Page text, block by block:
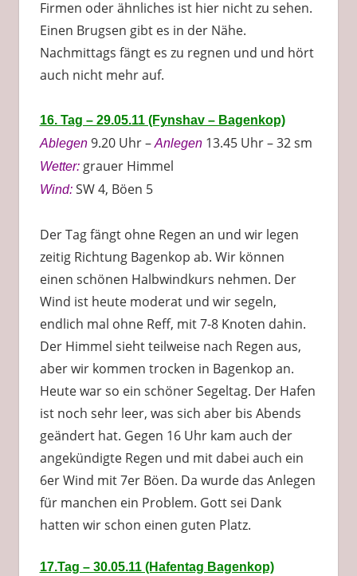
Firmen oder ähnliches ist hier nicht zu sehen.
Einen Brugsen gibt es in der Nähe.
Nachmittags fängt es zu regnen und und hört
auch nicht mehr auf.
16. Tag – 29.05.11 (Fynshav – Bagenkop)
Ablegen9.20 Uhr –Anlegen13.45 Uhr – 32 sm
Wetter:grauer Himmel
Wind:SW 4, Böen 5
Der Tag fängt ohne Regen an und wir legen
zeitig Richtung Bagenkop ab. Wir können
einen schönen Halbwindkurs nehmen. Der
Wind ist heute moderat und wir segeln,
endlich mal ohne Reff, mit 7-8 Knoten dahin.
Der Himmel sieht teilweise nach Regen aus,
aber wir kommen trocken in Bagenkop an.
Heute war so ein schöner Segeltag. Der Hafen
ist noch sehr leer, was sich aber bis Abends
geändert hat. Gegen 16 Uhr kam auch der
angekündigte Regen und mit dabei auch ein
6er Wind mit 7er Böen. Da wurde das Anlegen
für manchen ein Problem. Gott sei Dank
hatten wir schon einen guten Platz.
17.Tag – 30.05.11 (Hafentag Bagenkop)